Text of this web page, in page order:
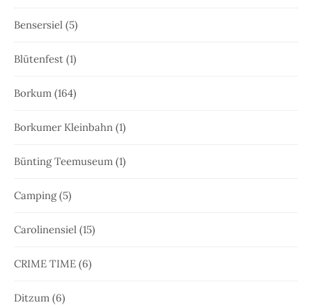
Bensersiel (5)
Blütenfest (1)
Borkum (164)
Borkumer Kleinbahn (1)
Bünting Teemuseum (1)
Camping(5)
Carolinensiel (15)
CRIME TIME (6)
Ditzum (6)